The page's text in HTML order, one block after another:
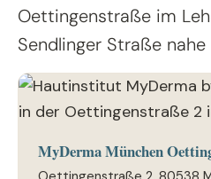
Oettingenstraße im
Sendlinger Straße
MyDerma München